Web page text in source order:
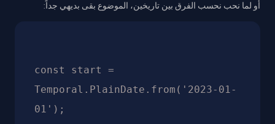
أو لما نحب نحسب الفرق بين تاريخين، الموضوع بقى بديهي جداً:
const start =
Temporal.PlainDate.from('2023-01-
01');